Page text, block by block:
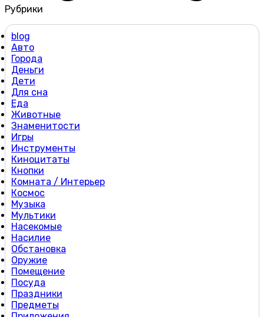
Рубрики
blog
Авто
Города
Деньги
Дети
Для сна
Еда
Животные
Знаменитости
Игры
Инструменты
Киноцитаты
Кнопки
Комната / Интерьер
Космос
Музыка
Мультики
Насекомые
Насилие
Обстановка
Оружие
Помещение
Посуда
Праздники
Предметы